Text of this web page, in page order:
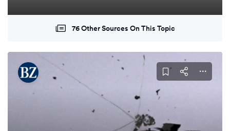
76 Other Sources On This Topic